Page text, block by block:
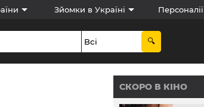
Зйомки в Україні Персоналії
СКОРО В КІНО